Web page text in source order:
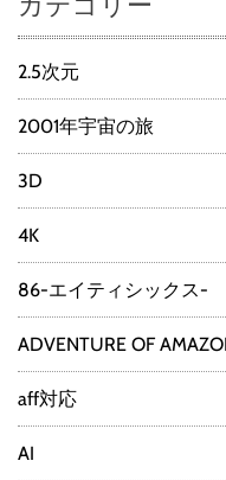
2.5次元
2001年宇宙の旅
3D
4K
86-エイティシックス-
ADVENTURE OF
aff対応
AI